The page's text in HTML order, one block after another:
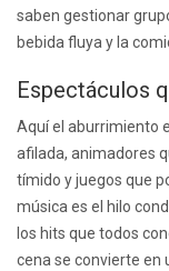
saben gestionar
bebida fluya y la
Espectáculos
Aquí el aburrimiento
afilada, animadores
tímido y juegos que
música es el hilo
los hits que todos
cena se convierte en